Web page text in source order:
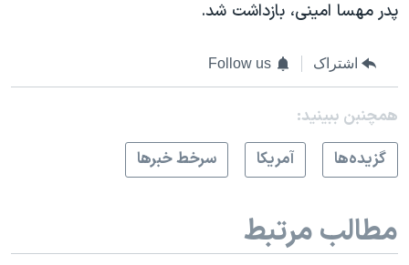
پدر مهسا امینی، بازداشت شد.
اشتراک Follow us
همچنبن ببینید:
گزيده‌ها
آمريکا سرخط خبرها
مطالب مرتبط